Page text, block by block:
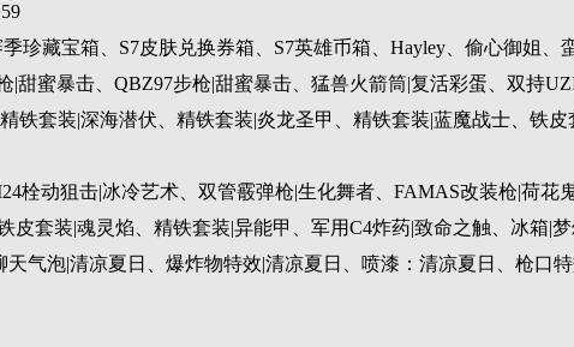
珍藏宝箱、S7皮肤兑换券箱、S7英雄币箱、Hayley、偷心御姐
|甜蜜暴击、QBZ97步枪|甜蜜暴击、猛兽火箭筒|复活彩蛋、双持
铁套装|深海潜伏、精铁套装|炎龙圣甲、精铁套装|蓝魔战士、铁皮
栓动狙击|冰冷艺术、双管霰弹枪|生化舞者、FAMAS改装枪|荷
皮套装|魂灵焰、精铁套装|异能甲、军用C4炸药|致命之触、冰箱|
气泡|清凉夏日、爆炸物特效|清凉夏日、喷漆：清凉夏日、枪口特